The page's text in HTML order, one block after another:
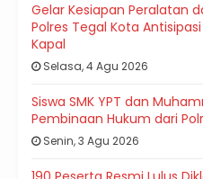
Gelar Kesiapan Peralatan
Polres Tegal Kota
Kapal
Selasa, 4 Agu 2026
Siswa SMK YPT dan
Pembinaan Hukum dari
Senin, 3 Agu 2026